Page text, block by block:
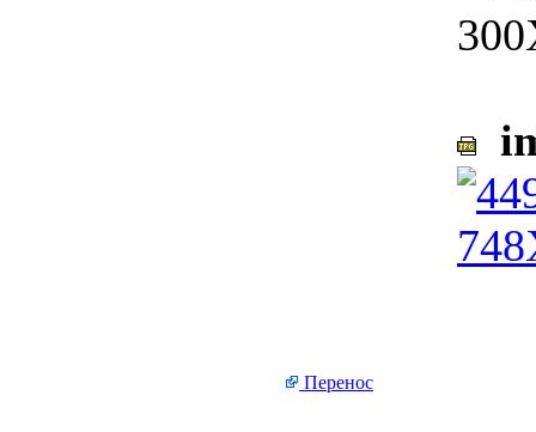
Перенос